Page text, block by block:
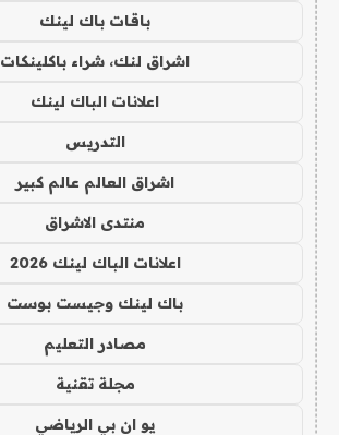
باقات باك لينك
اشراق لنك، شراء باكلينكات
اعلانات الباك لينك
التدريس
اشراق العالم عالم كبير
منتدى الاشراق
اعلانات الباك لينك 2026
باك لينك وجيست بوست
مصادر التعليم
مجلة تقنية
يو ان بي الرياضي